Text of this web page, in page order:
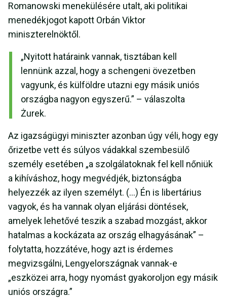
Romanowski menekülésére utalt, aki politikai
menedékjogot kapott Orbán Viktor
miniszterelnöktől.
„Nyitott határaink vannak, tisztában kell
lennünk azzal, hogy a schengeni övezetben
vagyunk, és külföldre utazni egy másik uniós
országba nagyon egyszerű.” – válaszolta
Żurek.
Az igazságügyi miniszter azonban úgy véli, hogy egy
őrizetbe vett és súlyos vádakkal szembesülő
személy esetében „a szolgálatoknak fel kell nőniük
a kihíváshoz, hogy megvédjék, biztonságba
helyezzék az ilyen személyt. (...) Én is libertárius
vagyok, és ha vannak olyan eljárási döntések,
amelyek lehetővé teszik a szabad mozgást, akkor
hatalmas a kockázata az ország elhagyásának” –
folytatta, hozzátéve, hogy azt is érdemes
megvizsgálni, Lengyelországnak vannak-e
„eszközei arra, hogy nyomást gyakoroljon egy másik
uniós országra.”